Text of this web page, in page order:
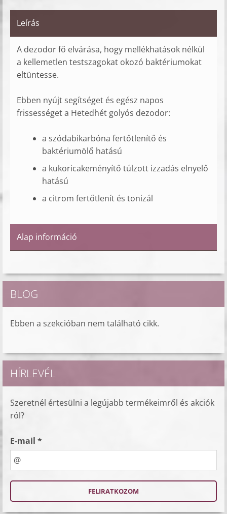
Leírás
A dezodor fő elvárása, hogy mellékhatások nélkül
a kellemetlen testszagokat okozó baktériumokat
eltüntesse.
Ebben nyújt segítséget és egész napos
frissességet a Hetedhét golyós dezodor:
a szódabikarbóna fertőtlenítő és
baktériumölő hatású
a kukoricakeményítő túlzott izzadás elnyelő
hatású
a citrom fertőtlenít és tonizál
Alap információ
BLOG
Ebben a szekcióban nem található cikk.
HÍRLEVÉL
Szeretnél értesülni a legújabb termékeimről és akciók
ról?
E-mail *